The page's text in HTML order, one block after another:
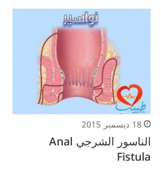
18 ديسمبر 2015
الناسور الشرجي Anal
Fistula